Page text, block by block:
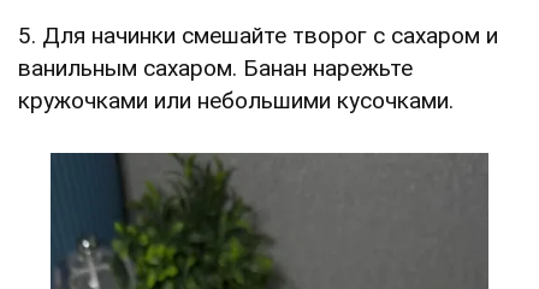
5. Для начинки смешайте творог с сахаром и
ванильным сахаром. Банан нарежьте
кружочками или небольшими кусочками.